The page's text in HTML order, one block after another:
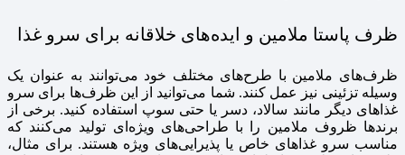
ظرف پاستا ملامین و ایده‌های خلاقانه برای سرو غذا
ظرف‌های ملامین با طرح‌های مختلف خود می‌توانند به عنوان یک
وسیله تزئینی نیز عمل کنند. شما می‌توانید از این ظرف‌ها برای سرو
غذاهای دیگر مانند سالاد، دسر یا حتی سوپ استفاده کنید. برخی از
برندها ظروف ملامین را با طراحی‌های ویژه‌ای تولید می‌کنند که
مناسب سرو غذاهای خاص یا پذیرایی‌های ویژه هستند. برای مثال،